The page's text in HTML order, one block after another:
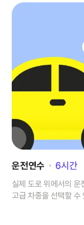
운전연수 ･ 6시간
실제 도로 위에서의 운
고급 차종을 선택할 수